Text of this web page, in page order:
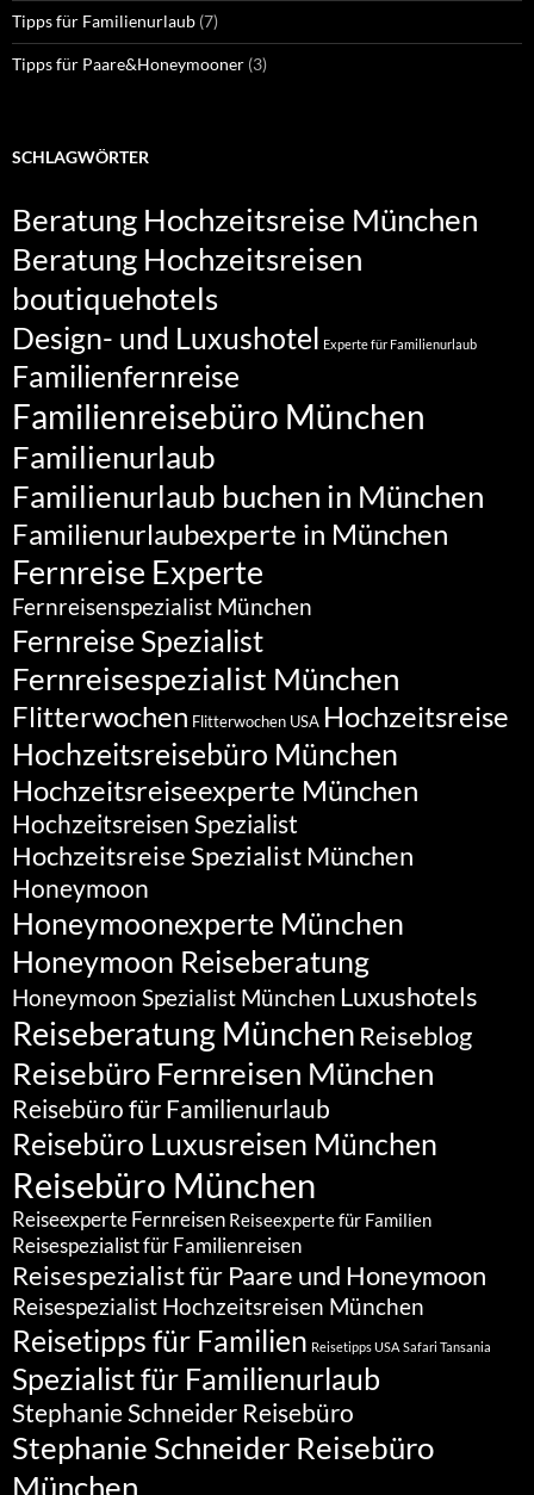
Tipps für Familienurlaub (7)
Tipps für Paare&Honeymooner (3)
SCHLAGWÖRTER
Beratung Hochzeitsreise München
Beratung Hochzeitsreisen
boutiquehotels
Design- und Luxushotel Experte für Familienurlaub
Familienfernreise
Familienreisebüro München
Familienurlaub
Familienurlaub buchen in München
Familienurlaubexperte in München
Fernreise Experte
Fernreisenspezialist München
Fernreise Spezialist
Fernreisespezialist München
Flitterwochen Flitterwochen USA Hochzeitsreise
Hochzeitsreisebüro München
Hochzeitsreiseexperte München
Hochzeitsreisen Spezialist
Hochzeitsreise Spezialist München
Honeymoon
Honeymoonexperte München
Honeymoon Reiseberatung
Honeymoon Spezialist München Luxushotels
Reiseberatung München Reiseblog
Reisebüro Fernreisen München
Reisebüro für Familienurlaub
Reisebüro Luxusreisen München
Reisebüro München
Reiseexperte Fernreisen Reiseexperte für Familien
Reisespezialist für Familienreisen
Reisespezialist für Paare und Honeymoon
Reisespezialist Hochzeitsreisen München
Reisetipps für Familien Reisetipps USA Safari Tansania
Spezialist für Familienurlaub
Stephanie Schneider Reisebüro
Stephanie Schneider Reisebüro
München